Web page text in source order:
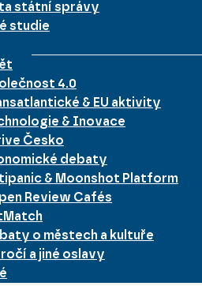
státní správy
studie
4.0
& EU aktivity
& Inovace
Česko
debaty
& Moonshot Platform
Review Cafés
o městech a kultuře
a jiné oslavy